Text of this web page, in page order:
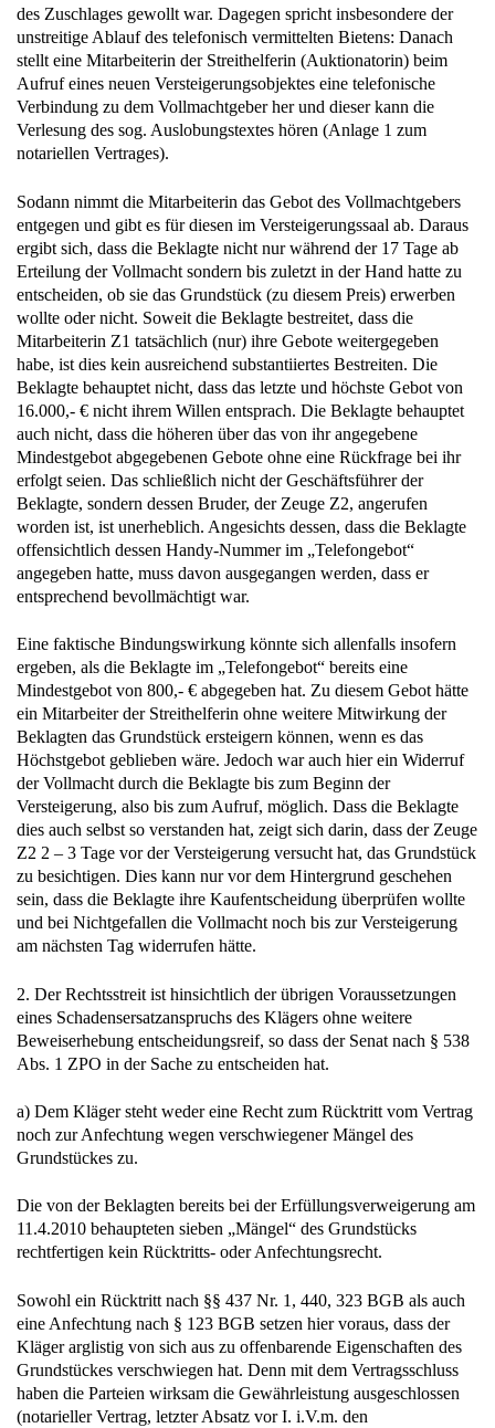
des Zuschlages gewollt war. Dagegen spricht insbesondere der
unstreitige Ablauf des telefonisch vermittelten Bietens: Danach
stellt eine Mitarbeiterin der Streithelferin (Auktionatorin) beim
Aufruf eines neuen Versteigerungsobjektes eine telefonische
Verbindung zu dem Vollmachtgeber her und dieser kann die
Verlesung des sog. Auslobungstextes hören (Anlage 1 zum
notariellen Vertrages).
Sodann nimmt die Mitarbeiterin das Gebot des Vollmachtgebers
entgegen und gibt es für diesen im Versteigerungssaal ab. Daraus
ergibt sich, dass die Beklagte nicht nur während der 17 Tage ab
Erteilung der Vollmacht sondern bis zuletzt in der Hand hatte zu
entscheiden, ob sie das Grundstück (zu diesem Preis) erwerben
wollte oder nicht. Soweit die Beklagte bestreitet, dass die
Mitarbeiterin Z1 tatsächlich (nur) ihre Gebote weitergegeben
habe, ist dies kein ausreichend substantiiertes Bestreiten. Die
Beklagte behauptet nicht, dass das letzte und höchste Gebot von
16.000,- € nicht ihrem Willen entsprach. Die Beklagte behauptet
auch nicht, dass die höheren über das von ihr angegebene
Mindestgebot abgegebenen Gebote ohne eine Rückfrage bei ihr
erfolgt seien. Das schließlich nicht der Geschäftsführer der
Beklagte, sondern dessen Bruder, der Zeuge Z2, angerufen
worden ist, ist unerheblich. Angesichts dessen, dass die Beklagte
offensichtlich dessen Handy-Nummer im „Telefongebot“
angegeben hatte, muss davon ausgegangen werden, dass er
entsprechend bevollmächtigt war.
Eine faktische Bindungswirkung könnte sich allenfalls insofern
ergeben, als die Beklagte im „Telefongebot“ bereits eine
Mindestgebot von 800,- € abgegeben hat. Zu diesem Gebot hätte
ein Mitarbeiter der Streithelferin ohne weitere Mitwirkung der
Beklagten das Grundstück ersteigern können, wenn es das
Höchstgebot geblieben wäre. Jedoch war auch hier ein Widerruf
der Vollmacht durch die Beklagte bis zum Beginn der
Versteigerung, also bis zum Aufruf, möglich. Dass die Beklagte
dies auch selbst so verstanden hat, zeigt sich darin, dass der Zeuge
Z2 2 – 3 Tage vor der Versteigerung versucht hat, das Grundstück
zu besichtigen. Dies kann nur vor dem Hintergrund geschehen
sein, dass die Beklagte ihre Kaufentscheidung überprüfen wollte
und bei Nichtgefallen die Vollmacht noch bis zur Versteigerung
am nächsten Tag widerrufen hätte.
2. Der Rechtsstreit ist hinsichtlich der übrigen Voraussetzungen
eines Schadensersatzanspruchs des Klägers ohne weitere
Beweiserhebung entscheidungsreif, so dass der Senat nach § 538
Abs. 1 ZPO in der Sache zu entscheiden hat.
a) Dem Kläger steht weder eine Recht zum Rücktritt vom Vertrag
noch zur Anfechtung wegen verschwiegener Mängel des
Grundstückes zu.
Die von der Beklagten bereits bei der Erfüllungsverweigerung am
11.4.2010 behaupteten sieben „Mängel“ des Grundstücks
rechtfertigen kein Rücktritts- oder Anfechtungsrecht.
Sowohl ein Rücktritt nach §§ 437 Nr. 1, 440, 323 BGB als auch
eine Anfechtung nach § 123 BGB setzen hier voraus, dass der
Kläger arglistig von sich aus zu offenbarende Eigenschaften des
Grundstückes verschwiegen hat. Denn mit dem Vertragsschluss
haben die Parteien wirksam die Gewährleistung ausgeschlossen
(notarieller Vertrag, letzter Absatz vor I. i.V.m. den